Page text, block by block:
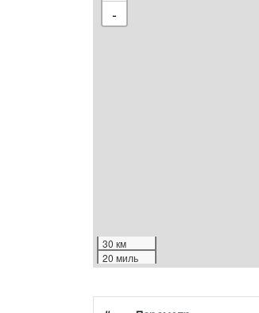
-
30 км
20 миль